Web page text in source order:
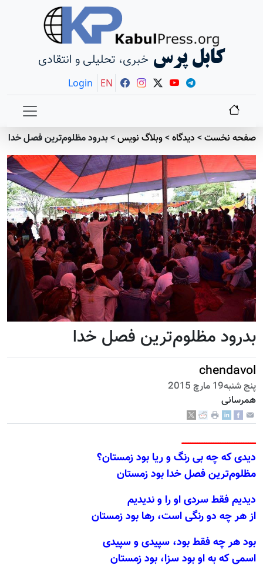
کابل پرس خبری، تحلیلی و انتقادی
Login EN
صفحه نخست> دیدگاه>وبلاگ نویس>بدرود مظلوم‌ترین فصل خدا
بدرود مظلوم‌ترین فصل خدا
chendavol
پنج شنبه19 مارچ 2015
همرسانی
ــــــــــــــــــــــــــــــــــــــــــ
دیدی که چه بی رنگ و ریا بود زمستان؟
مظلوم‌ترین فصل خدا بود زمستان
دیدیم فقط سردی او را و ندیدیم
از هر چه دو رنگی است، رها بود زمستان
بود هر چه فقط بود، سپیدی و سپیدی
اسمی که به او بود سزا، بود زمستان